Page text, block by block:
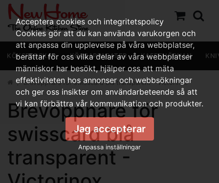
KÖKSREDSKAP KÖKSAPPARATER KAFFEHÖRNAN
Brevöppnare för swisscard blå transparent - Victorinox
Brevöppnare för
swisscard blå
transparent -
Acceptera cookies och integritetspolicy
Cookies gör att du kan använda varukorgen och
att anpassa din upplevelse på våra webbplatser,
berättar för oss vilka delar av våra webbplatser
människor har besökt, hjälper oss att mäta
effektiviteten hos annonser och webbsökningar
och ger oss insikter om användarbeteende så att
vi kan förbättra vår kommunikation och produkter.
Jag accepterar
Anpassa inställningar